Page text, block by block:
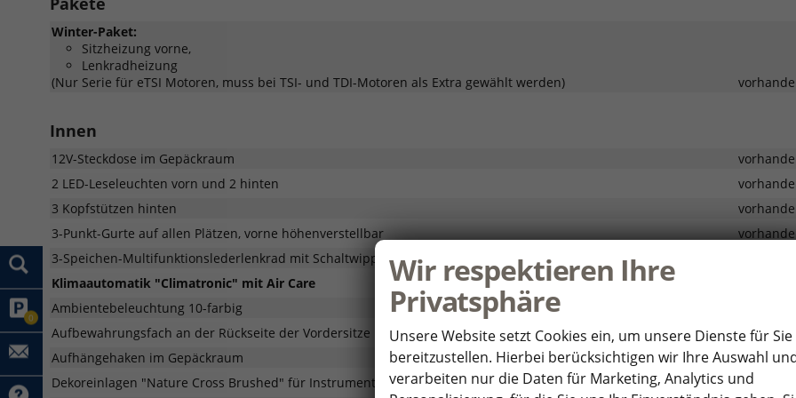
0
Winter-Paket:
Sitzheizung vorne,
Lenkradheizung
(Nur Serie für eTSI Motoren, muss bei TSI- und TDI-Motoren als Extra gewählt werden)
Innen
12V-Steckdose im Gepäckraum
2 LED-Leseleuchten vorn und 2 hinten
3 Kopfstützen hinten
3-Punkt-Gurte auf allen Plätzen, vorne höhenverstellbar
3-Speichen-Multifunktionslederlenkrad mit Schaltwippen für DSG
Klimaautomatik "Climatronic" mit Air Care
Ambientebeleuchtung 10-farbig
Aufbewahrungsfach an der Rückseite der Vordersitze
vorhanden
Aufhängehaken im Gepäckraum
vorhanden
Dekoreinlagen "Nature Cross Brushed" für Instrumententafel und Türverkleidungen vorn
vorhanden
Wir respektieren Ihre
Privatsphäre
Unsere Website setzt Cookies ein, um unsere Dienste für Sie
bereitzustellen. Hierbei berücksichtigen wir Ihre Auswahl
verarbeiten nur die Daten für Marketing, Analytics und